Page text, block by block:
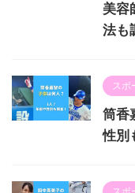
美容
法も
スポ
筒香
性別